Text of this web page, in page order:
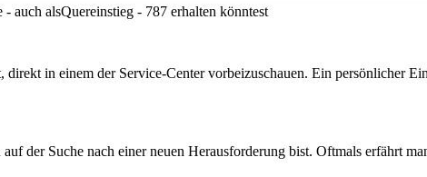
alsQuereinstieg - 787 erhalten könntest
in einem der Service-Center vorbeizuschauen. Ein persönlicher
der Suche nach einer neuen Herausforderung bist. Oftmals erfährt